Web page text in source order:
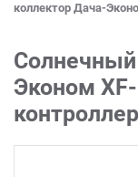
коллектор Дача-
Эконом